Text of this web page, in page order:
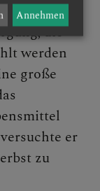
in Nigeria
die
werden
große
er
zu
Annehmen